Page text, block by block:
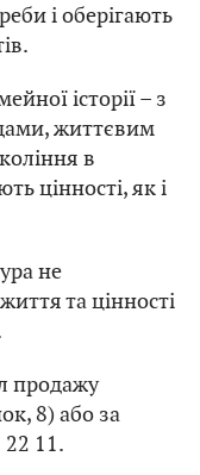
і оберігають
історії – з
життєвим
в
цінності, як і
не
та цінності
продажу
8) або за
11.